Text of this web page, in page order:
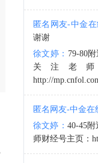
匿名网友-中金在
谢谢
徐文婷： 79-80
关注老
http://
匿名网友-中金在
徐文婷： 40-45
师财经号主页：